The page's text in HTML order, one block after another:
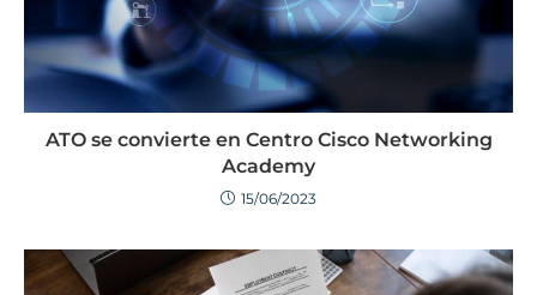
ATO se convierte en Centro Cisco Networking
Academy
15/06/2023